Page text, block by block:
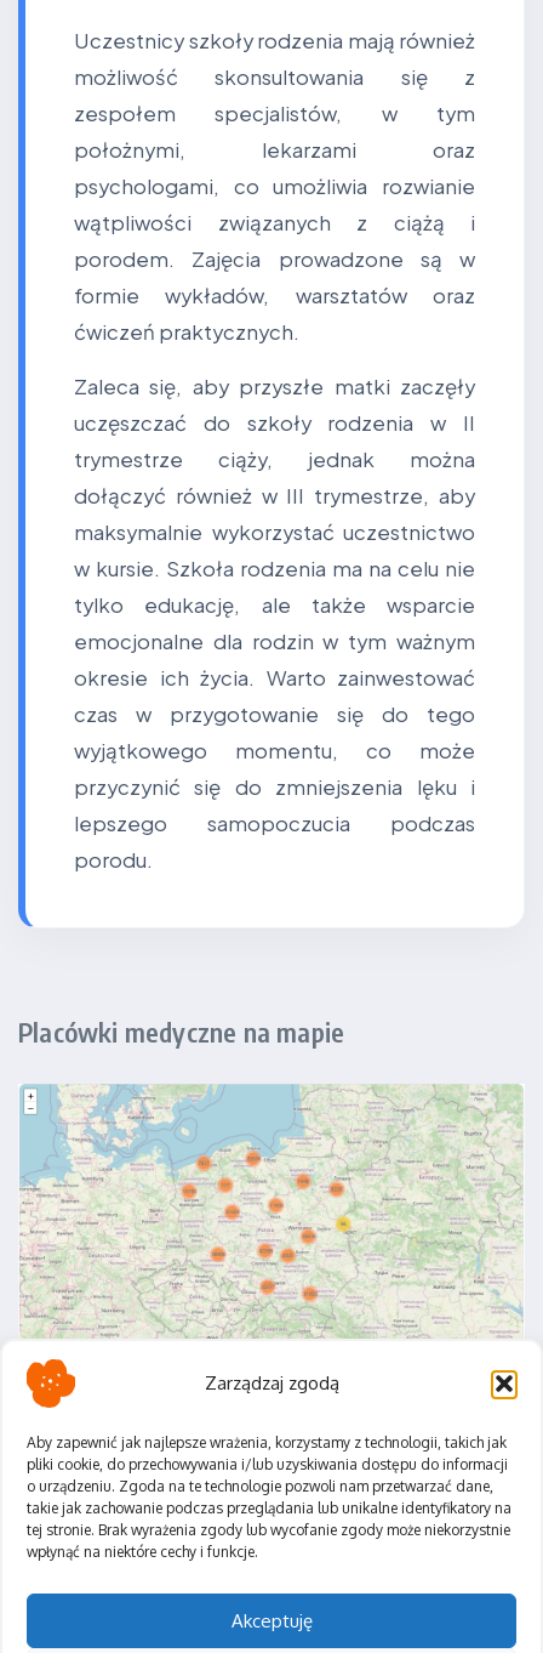
Zarządzaj zgodą
Aby zapewnić jak najlepsze wrażenia, korzystamy z technologii, takich jak
pliki cookie, do przechowywania i/lub uzyskiwania dostępu do informacji
o urządzeniu. Zgoda na te technologie pozwoli nam przetwarzać dane,
takie jak zachowanie podczas przeglądania lub unikalne identyfikatory na
tej stronie. Brak wyrażenia zgody lub wycofanie zgody może niekorzystnie
wpłynąć na niektóre cechy i funkcje.
Akceptuję
Uczestnicy szkoły rodzenia mają również
możliwość skonsultowania się z
zespołem specjalistów, w tym
położnymi, lekarzami oraz
psychologami, co umożliwia rozwianie
wątpliwości związanych z ciążą i
porodem. Zajęcia prowadzone są w
formie wykładów, warsztatów oraz
ćwiczeń praktycznych.
Zaleca się, aby przyszłe matki zaczęły
uczęszczać do szkoły rodzenia w II
trymestrze ciąży, jednak można
dołączyć również w III trymestrze, aby
maksymalnie wykorzystać uczestnictwo
w kursie. Szkoła rodzenia ma na celu nie
tylko edukację, ale także wsparcie
emocjonalne dla rodzin w tym ważnym
okresie ich życia. Warto zainwestować
czas w przygotowanie się do tego
wyjątkowego momentu, co może
przyczynić się do zmniejszenia lęku i
lepszego samopoczucia podczas
porodu.
Placówki medyczne na mapie
Polityka Prywatności
Regulamin